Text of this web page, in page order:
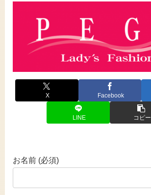
X Facebook
LINE コピー
お名前 (必須)